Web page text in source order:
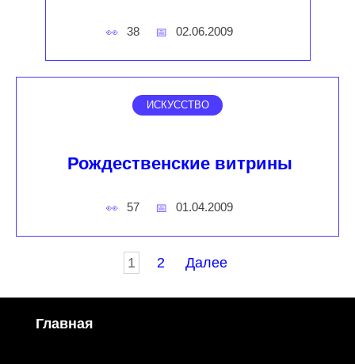
38 02.06.2009
ИСКУССТВО
Рождественские витрины
57 01.04.2009
1 2 Далее
Главная